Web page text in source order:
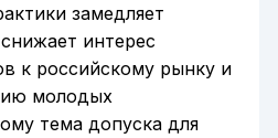
замедляет
интерес
к российскому рынку и
молодых
тема допуска для